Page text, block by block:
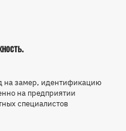
на замер, идентификацию
на предприятии
специалистов